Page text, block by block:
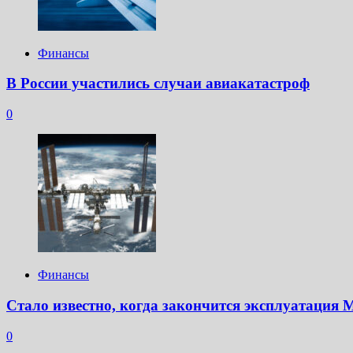
Финансы
В России участились случаи авиакатастроф
0
Финансы
Стало известно, когда закончится
0